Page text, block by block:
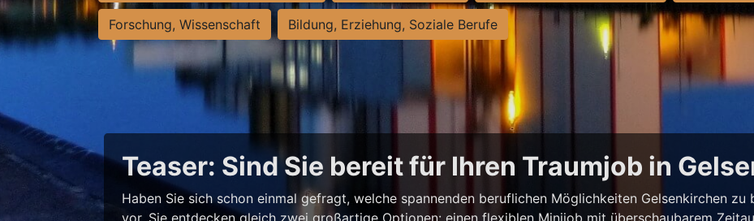
Forschung, Wissenschaft Bildung, Erziehung, Soziale Berufe
Teaser: Sind Sie bereit für Ihren Traumjob in
Haben Sie sich schon einmal gefragt, welche spannenden beruflichen Möglichkeiten Gelsenkirchen zu